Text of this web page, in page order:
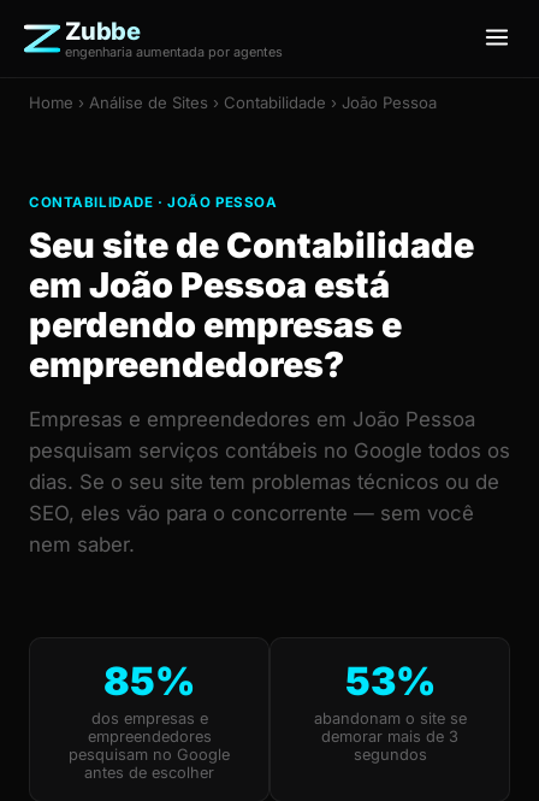
Zubbe
engenharia aumentada por agentes
Home › Análise de Sites › Contabilidade › João Pessoa
CONTABILIDADE · JOÃO PESSOA
Seu site de Contabilidade
em João Pessoa está
perdendo empresas e
empreendedores?
Empresas e empreendedores em João Pessoa
pesquisam serviços contábeis no Google todos os
dias. Se o seu site tem problemas técnicos ou de
SEO, eles vão para o concorrente — sem você
nem saber.
85%
dos empresas e
empreendedores
pesquisam no Google
antes de escolher
53%
abandonam o site se
demorar mais de 3
segundos